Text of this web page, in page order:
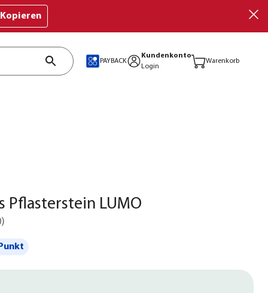
Kopieren
PAYBACK
Kundenkonto
Login
Warenkorb
Pflasterstein LUMO
)